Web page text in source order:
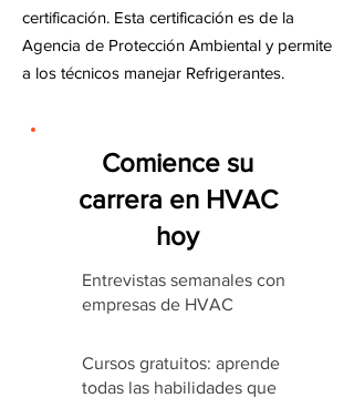
certificación. Esta certificación es de la
Agencia de Protección Ambiental y permite
a los técnicos manejar Refrigerantes.
Comience su
carrera en HVAC
hoy
Entrevistas semanales con
empresas de HVAC
Cursos gratuitos: aprende
todas las habilidades que